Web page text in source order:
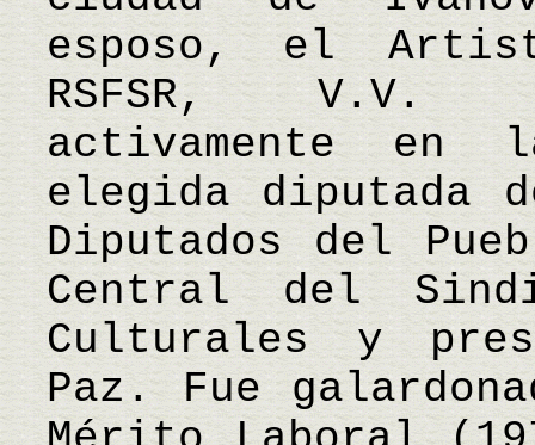
esposo, el
RSFSR, V.V.
activamente
elegida diputada
Diputados del
Central del
Culturales y
Paz. Fue